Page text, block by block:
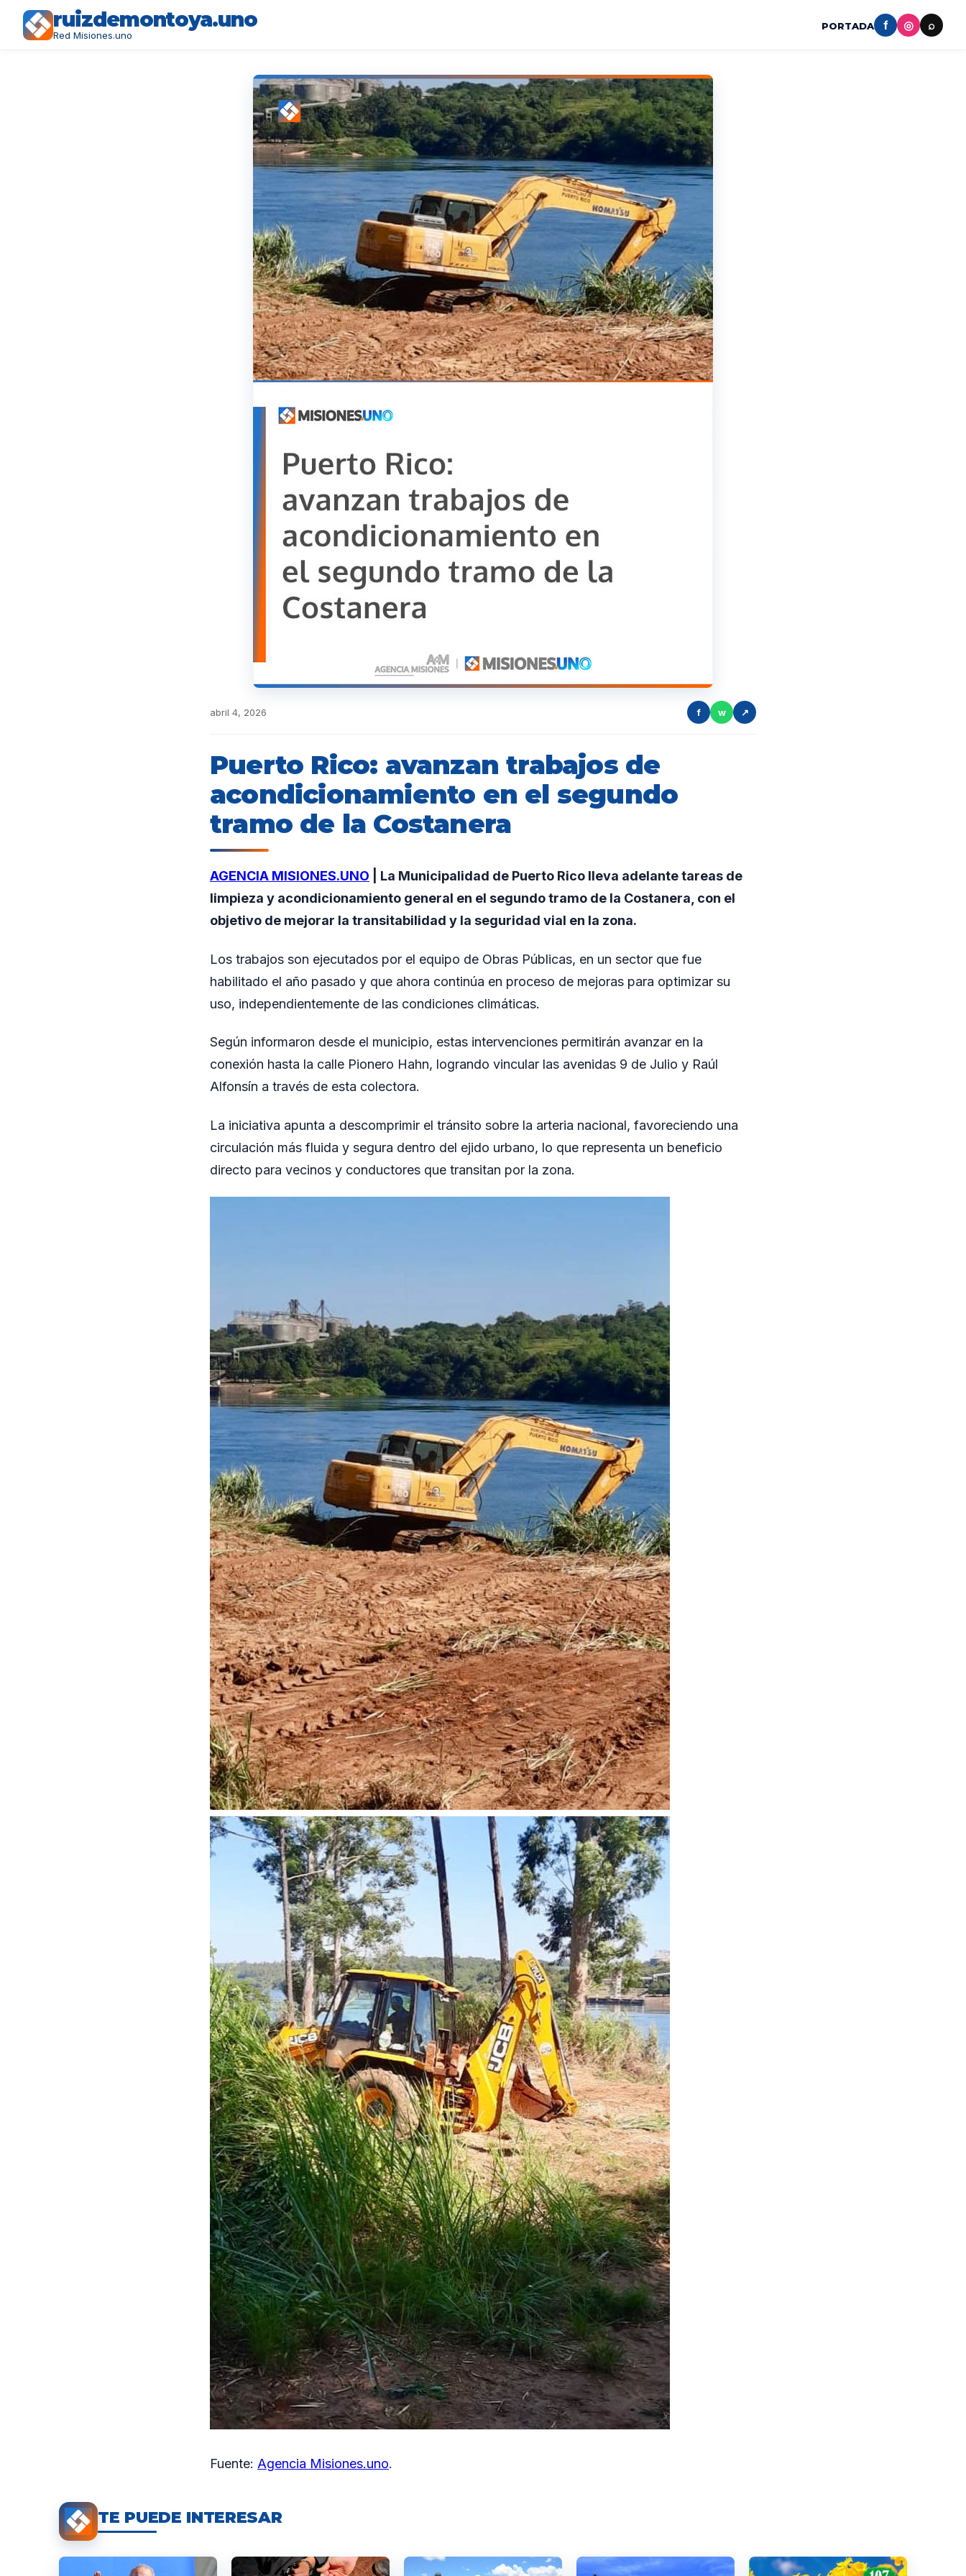
ruizdemontoya.uno
Red Misiones.uno
PORTADA f ◎ ⌕
abril 4, 2026 f w ↗
Puerto Rico: avanzan trabajos de
acondicionamiento en el segundo
tramo de la Costanera
AGENCIA MISIONES.UNO | La Municipalidad de Puerto Rico lleva adelante tareas de
limpieza y acondicionamiento general en el segundo tramo de la Costanera, con el
objetivo de mejorar la transitabilidad y la seguridad vial en la zona.
Los trabajos son ejecutados por el equipo de Obras Públicas, en un sector que fue
habilitado el año pasado y que ahora continúa en proceso de mejoras para optimizar su
uso, independientemente de las condiciones climáticas.
Según informaron desde el municipio, estas intervenciones permitirán avanzar en la
conexión hasta la calle Pionero Hahn, logrando vincular las avenidas 9 de Julio y Raúl
Alfonsín a través de esta colectora.
La iniciativa apunta a descomprimir el tránsito sobre la arteria nacional, favoreciendo una
circulación más fluida y segura dentro del ejido urbano, lo que representa un beneficio
directo para vecinos y conductores que transitan por la zona.
Fuente: Agencia Misiones.uno.
TE PUEDE INTERESAR